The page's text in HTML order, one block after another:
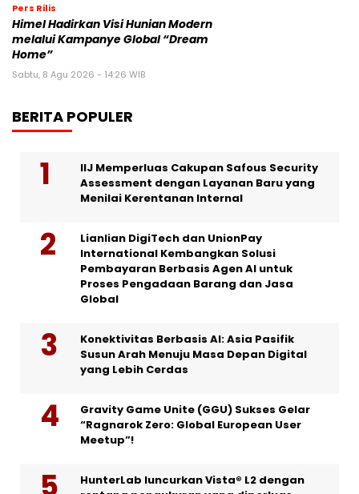
Pers Rilis
Himel Hadirkan Visi Hunian Modern
melalui Kampanye Global “Dream
Home”
Sabtu, 8 Agu 2026 - 14:26 WIB
BERITA POPULER
IIJ Memperluas Cakupan Safous Security
Assessment dengan Layanan Baru yang
Menilai Kerentanan Internal
Lianlian DigiTech dan UnionPay
International Kembangkan Solusi
Pembayaran Berbasis Agen AI untuk
Proses Pengadaan Barang dan Jasa
Global
Konektivitas Berbasis AI: Asia Pasifik
Susun Arah Menuju Masa Depan Digital
yang Lebih Cerdas
Gravity Game Unite (GGU) Sukses Gelar
“Ragnarok Zero: Global European User
Meetup”!
HunterLab luncurkan Vista® L2 dengan